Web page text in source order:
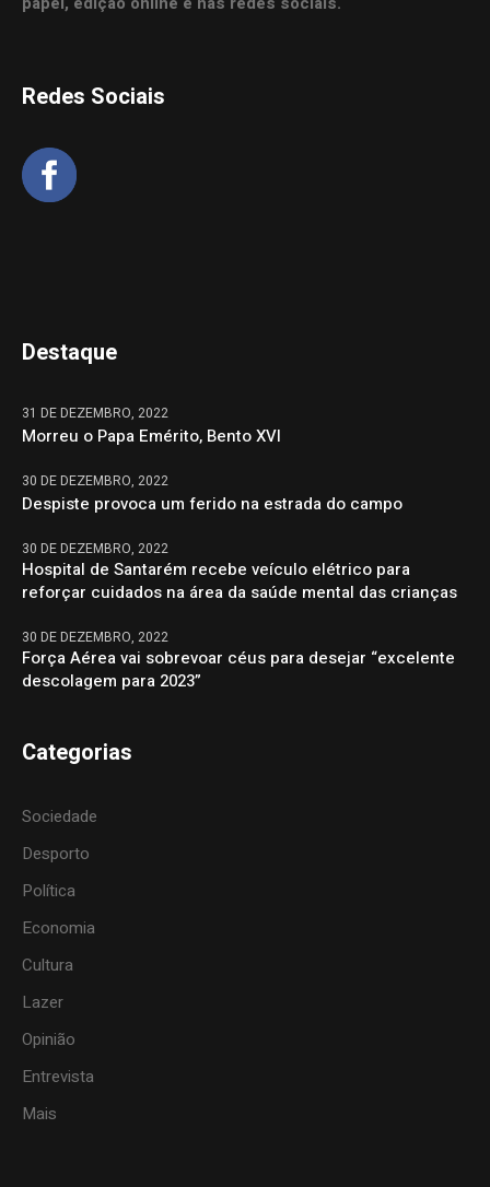
Redes Sociais
Destaque
31 DE DEZEMBRO, 2022
Morreu o Papa Emérito, Bento XVI
30 DE DEZEMBRO, 2022
Despiste provoca um ferido na estrada do campo
30 DE DEZEMBRO, 2022
Hospital de Santarém recebe veículo elétrico para
reforçar cuidados na área da saúde mental das crianças
30 DE DEZEMBRO, 2022
Força Aérea vai sobrevoar céus para desejar “excelente
descolagem para 2023”
Categorias
Sociedade
Desporto
Política
Economia
Cultura
Lazer
Opinião
Entrevista
Mais